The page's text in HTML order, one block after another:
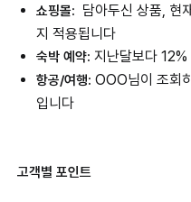
쇼핑몰: 담아두신 상품, 현
지 적용됩니다
숙박 예약: 지난달보다
항공/여행: OOO님이 조회
입니다
고객별 포인트